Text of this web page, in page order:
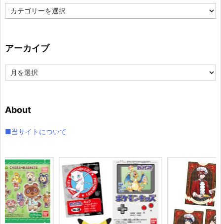
テ
ー
アーカイブ
ー
ブ
About
■当サイトについて